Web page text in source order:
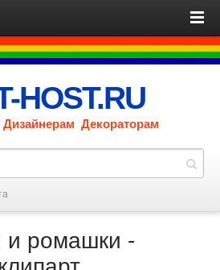
HOST.RU
Декораторам
и ромашки -